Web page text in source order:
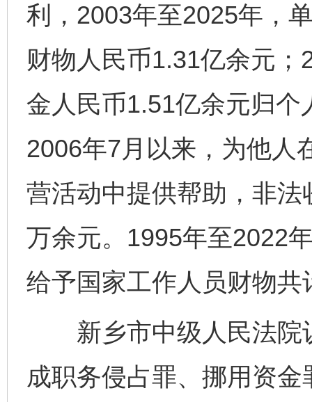
利，2003年至2025年，
财物人民币1.31亿余元
金人民币1.51亿余元归
2006年7月以来，为他人
营活动中提供帮助，非
万余元。1995年至2022
给予国家工作人员财物
新乡市中级人民法院
成职务侵占罪、挪用资